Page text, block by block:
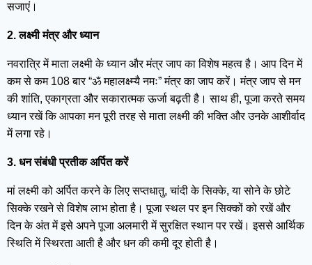
सजाएं।
2. लक्ष्मी मंत्र और ध्यान
नवरात्रि में माता लक्ष्मी के ध्यान और मंत्र जाप का विशेष महत्व है। आप दिन में
कम से कम 108 बार “ॐ महालक्ष्म्यै नमः” मंत्र का जाप करें। मंत्र जाप से मन
की शांति, एकाग्रता और सकारात्मक ऊर्जा बढ़ती है। साथ ही, पूजा करते समय
ध्यान रखें कि आपका मन पूरी तरह से माता लक्ष्मी की भक्ति और उनके आशीर्वाद
में लगा रहे।
3. धन संबंधी प्रतीक अर्पित करें
मां लक्ष्मी को अर्पित करने के लिए सप्तधातु, चांदी के सिक्के, या सोने के छोटे
सिक्के रखने से विशेष लाभ होता है। पूजा स्थल पर इन सिक्कों को रखें और
दिन के अंत में इसे अपने पूजा अलमारी में सुरक्षित स्थान पर रखें। इससे आर्थिक
स्थिति में स्थिरता आती है और धन की कमी दूर होती है।